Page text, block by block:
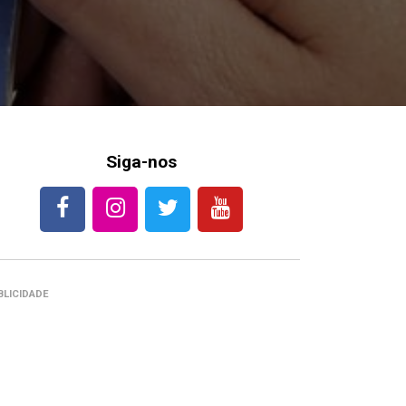
Siga-nos